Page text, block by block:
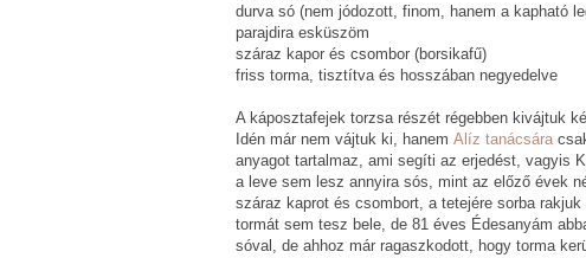
durva só (nem jódozott, finom, hanem a kapható
parajdira esküszöm
száraz kapor és csombor (borsikafű)
friss torma, tisztítva és hosszában negyedelve
A káposztafejek torzsa részét régebben kivájtuk
Idén már nem vájtuk ki, hanem Alíz tanácsára
anyagot tartalmaz, ami segíti az erjedést, vagyis
a leve sem lesz annyira sós, mint az előző évek
száraz kaprot és csombort, a tetejére sorba
tormát sem tesz bele, de 81 éves Édesanyám
sóval, de ahhoz már ragaszkodott, hogy torma